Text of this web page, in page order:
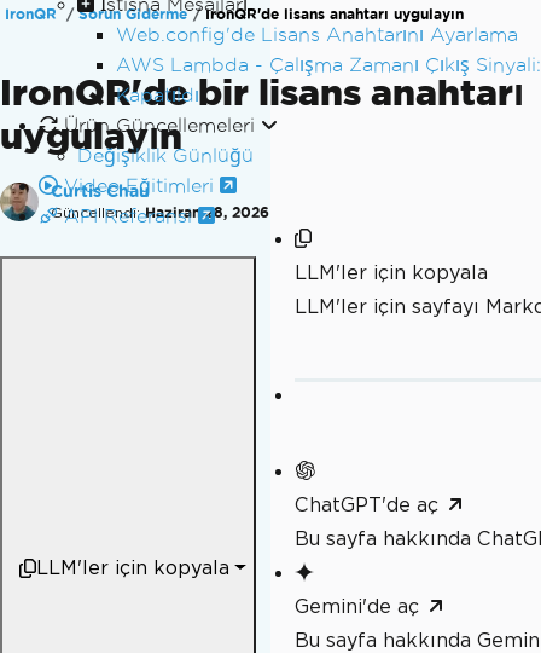
İstisna Mesajları
Web.config'de Lisans Anahtarını Ayarlama
AWS Lambda - Çalışma Zamanı Çıkış Sinyali:
Kapatıldı
Ürün Güncellemeleri
Değişiklik Günlüğü
Video Eğitimleri
API Referansi
IronQR Sorun Giderme IronQR'de lisans anahtarı uygulayın
IronQR'de bir lisans anahtarı
uygulayın
Curtis Chau
Güncellendi: Haziran 28, 2026
LLM'ler için kopyala
LLM'ler için kopyala
LLM'ler için sayfayı
ChatGPT'de aç
Bu sayfa hakkında
Gemini'de aç
Bu sayfa hakkında